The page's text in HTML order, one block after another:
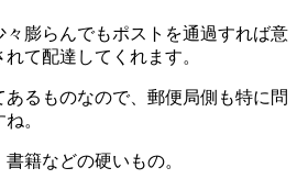
々膨らんでもポストを通過すれば意
て配達してくれます。
るものなので、郵便局側も特に問
。
籍などの硬いもの。